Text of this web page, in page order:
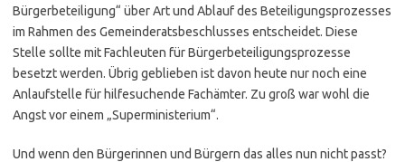
Bürgerbeteiligung“ über Art und Ablauf des Beteiligungsprozesses
im Rahmen des Gemeinderatsbeschlusses entscheidet. Diese
Stelle sollte mit Fachleuten für Bürgerbeteiligungsprozesse
besetzt werden. Übrig geblieben ist davon heute nur noch eine
Anlaufstelle für hilfesuchende Fachämter. Zu groß war wohl die
Angst vor einem „Superministerium“.
Und wenn den Bürgerinnen und Bürgern das alles nun nicht passt?